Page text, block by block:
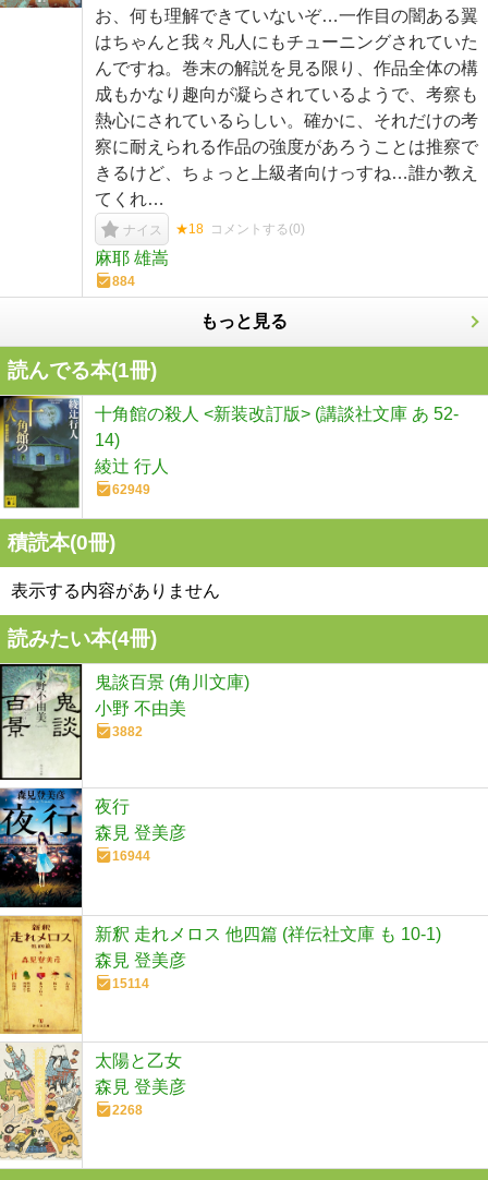
お、何も理解できていないぞ…一作目の闇ある翼
はちゃんと我々凡人にもチューニングされていた
んですね。巻末の解説を見る限り、作品全体の構
成もかなり趣向が凝らされているようで、考察も
熱心にされているらしい。確かに、それだけの考
察に耐えられる作品の強度があろうことは推察で
きるけど、ちょっと上級者向けっすね…誰か教え
てくれ…
ナイス ★18 コメントする(0)
麻耶 雄嵩
884
もっと見る
読んでる本(1冊)
十角館の殺人 <新装改訂版> (講談社文庫 あ 52-
14)
綾辻 行人
62949
積読本(0冊)
表示する内容がありません
読みたい本(4冊)
鬼談百景 (角川文庫)
小野 不由美
3882
夜行
森見 登美彦
16944
新釈 走れメロス 他四篇 (祥伝社文庫 も 10-1)
森見 登美彦
15114
太陽と乙女
森見 登美彦
2268